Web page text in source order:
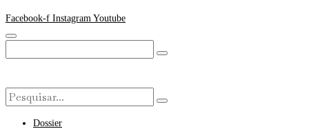
Facebook-f Instagram Youtube
Dossier